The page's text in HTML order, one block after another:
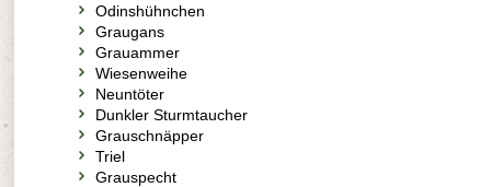
Odinshühnchen
Graugans
Grauammer
Wiesenweihe
Neuntöter
Dunkler Sturmtaucher
Grauschnäpper
Triel
Grauspecht